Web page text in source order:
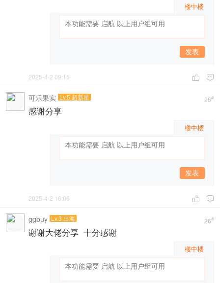
楼中楼
发表
 
2025-4-2 09:15
25#
可乐果实 Lv.5 超新星
感谢分享
楼中楼
发表
 
2025-4-2 16:06
26#
ggbuy Lv.3 出海
谢谢大佬分享 十分感谢
楼中楼